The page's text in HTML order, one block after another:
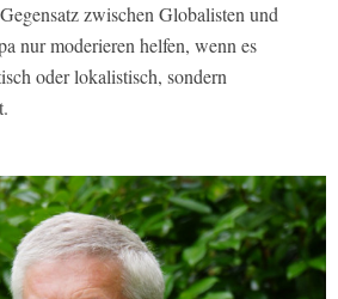
zwischen Globalisten und
nur moderieren helfen, wenn es
oder lokalistisch, sondern